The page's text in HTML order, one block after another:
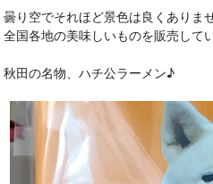
曇り空でそれほど景色は良くありま
全国各地の美味しいものを販売して
秋田の名物、ハチ公ラーメン♪